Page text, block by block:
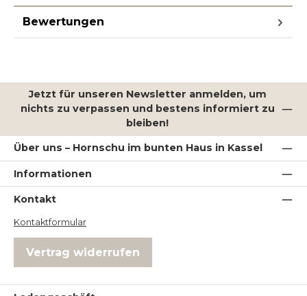
Bewertungen
Jetzt für unseren Newsletter anmelden, um
nichts zu verpassen und bestens informiert zu
bleiben!
Über uns – Hornschu im bunten Haus in Kassel
Informationen
Kontakt
Kontaktformular
Vertrag widerrufen